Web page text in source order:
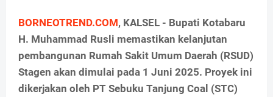
BORNEOTREND.COM, KALSEL - Bupati Kotabaru
H. Muhammad Rusli memastikan kelanjutan
pembangunan Rumah Sakit Umum Daerah (RSUD)
Stagen akan dimulai pada 1 Juni 2025. Proyek ini
dikerjakan oleh PT Sebuku Tanjung Coal (STC)